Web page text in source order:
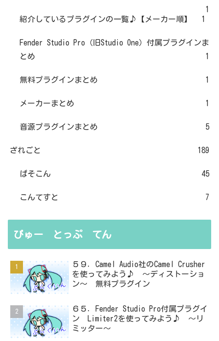
1
紹介しているプラグインの一覧♪【メーカー順】
1
Fender Studio Pro（旧Studio One）付属プラグインま
とめ
1
無料プラグインまとめ 1
メーカーまとめ 1
音源プラグインまとめ 5
ざれごと 189
ぱそこん 45
こんてすと 7
びゅー とっぷ てん
５９．Camel Audio社のCamel Crusher
を使ってみよう♪ ～ディストーショ
ン～ 無料プラグイン
６５．Fender Studio Pro付属プラグイ
ン Limiter2を使ってみよう♪ ～リ
ミッター～